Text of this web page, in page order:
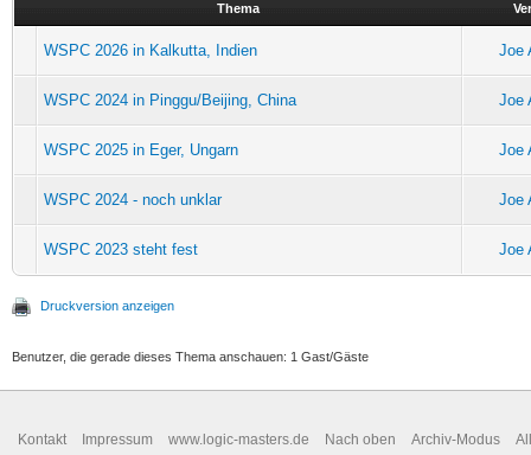
Thema
WSPC 2026 in Kalkutta, Indien Joe
WSPC 2024 in Pinggu/Beijing, China Joe
WSPC 2025 in Eger, Ungarn Joe
WSPC 2024 - noch unklar Joe
WSPC 2023 steht fest Joe
Druckversion anzeigen
Benutzer, die gerade dieses Thema anschauen: 1 Gast/Gäste
Kontakt Impressum www.logic-masters.de Nach oben Archiv-Modus